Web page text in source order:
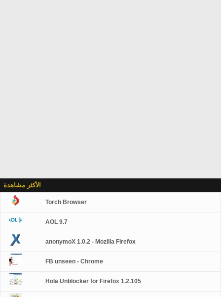
الأكثر مشاهدة
Torch Browser
AOL 9.7
anonymoX 1.0.2 - Mozilla Firefox
FB unseen - Chrome
Hola Unblocker for Firefox 1.2.105